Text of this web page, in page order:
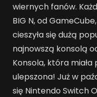
wiernych fanów.
BIG N, od
cieszyła się dużą
najnowszą konsolą
Konsola, która miała
ulepszona! Już w
się Nintendo Switch